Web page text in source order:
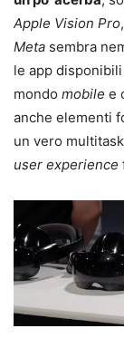
Apple Vision Pro
Meta sembra
le app
mondo mobile e
anche elementi
un vero
user experience